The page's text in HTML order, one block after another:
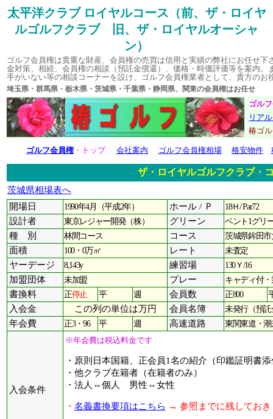
太平洋クラブ ロイヤルコース（前、ザ・ロイヤ
ルゴルフクラブ 旧、ザ・ロイヤルオーシャ
ン）
ゴルフ会員権は貴重な財産、会員権の売買は信用と実績の弊社にお任せ
金対策、相続、会員権の相談（預託金償還）、価格・時価評価等を案内
手がいない等の相談コーナーを設け、ゴルフ会員権業者として、貴方のお
埼玉県・群馬県・栃木県・茨城県・千葉県・静岡県、関東の会員権
ゴル
リア
椿ゴ
ゴルフ会員権・トップ 会社案内 ゴルフ会員権相場 格安物件
ザ・ロイヤルゴルフクラブ・
茨城県相場表へ
開場日
1990年4月（平成2年） ホール / Ｐ
18Ｈ/ Par72
設計者
東京レジャー開発（株） グリーン
ベント1グリ
種 別
林間コース コース
茨城県鉾田市
面積
100・0万㎡ レート
未査定
ヤーデージ
8,143y 練習場
130Ｙ/16
加盟団体
未加盟 プレー
キャディ付
書換料
正停止 平 週 会員数 正800
入会金
この列の単位は万円 会員名簿
未発行（預
年会費
正3・96 平 週 高速道路 東関東道・潮
入会条件
※年会費は税込料金です
・原則日本国籍、正会員1名の紹介（印鑑証明書
・他クラブ在籍者（在籍者のみ）
・法人⇔個人 男性⇔女性
・ 名義書換要項はこちら → 参照までに残しておき